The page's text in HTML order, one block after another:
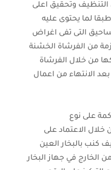
التنظيف وتحقيق اعلى
لما يحتوى عليه
التى تفى اغراض
من الفرشاة الخشنة
من خلال الفرشاة
الانتهاء من اعمال
على نوع
خلال الاعتماد على
كنب بالبخار العين
الخارج في جهاز البخار